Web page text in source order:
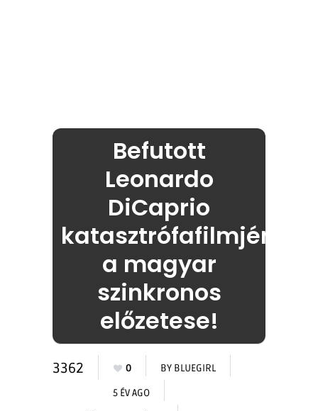
Befutott
Leonardo
DiCaprio
katasztrófafilmjének
a magyar
szinkronos
előzetese!
3362 0 BY BLUEGIRL
5 ÉV AGO